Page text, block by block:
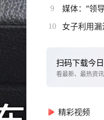
9 媒体：“领
10 女子利用
扫码下载今
看最新、最热资
精彩视频